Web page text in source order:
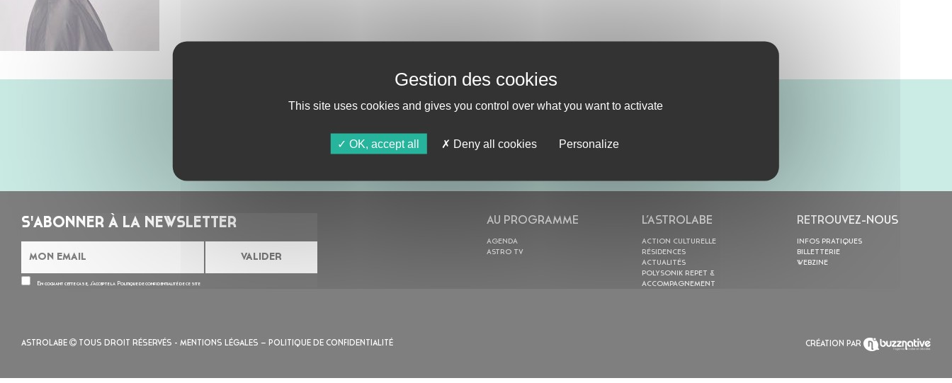
ABONNE-TOI !
S'ABONNER À LA NEWSLETTER
En cochant cette case, j’accepte la Politique de confidentialitéde ce site
AU PROGRAMME
AGENDA
ASTRO TV
L’ASTROLABE
ACTION CULTURELLE
RÉSIDENCES
ACTUALITÉS
POLYSONIK REPET &
ACCOMPAGNEMENT
RETROUVEZ-NOUS
INFOS PRATIQUES
BILLETTERIE
WEBZINE
ASTROLABE TOUS DROIT RÉSERVÉS - MENTIONS LÉGALES – POLITIQUE DE CONFIDENTIALITÉ CRÉATION PAR
This site uses cookies and gives you control over what you want to activate
OK, accept all Deny all cookies Personalize